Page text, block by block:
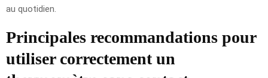
au quotidien.
Principales recommandations pour
utiliser correctement un